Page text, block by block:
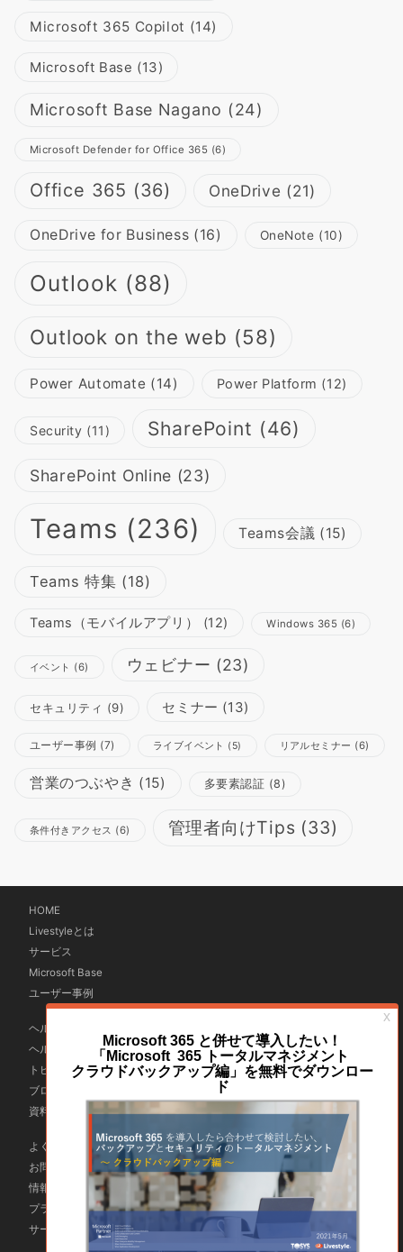
Microsoft 365 Copilot (14)
Microsoft Base (13)
Microsoft Base Nagano (24)
Microsoft Defender for Office 365 (6)
Office 365 (36) OneDrive (21)
OneDrive for Business (16) OneNote (10)
Outlook (88)
Outlook on the web (58)
Power Automate (14) Power Platform (12)
Security (11) SharePoint (46)
SharePoint Online (23)
Teams (236) Teams会議 (15)
Teams 特集 (18)
Teams（モバイルアプリ） (12) Windows 365 (6)
イベント (6) ウェビナー (23)
セキュリティ (9) セミナー (13)
ユーザー事例 (7) ライブイベント (5) リアルセミナー (6)
営業のつぶやき (15) 多要素認証 (8)
条件付きアクセス (6) 管理者向けTips (33)
HOME
Livestyleとは
サービス
Microsoft Base
ユーザー事例
ヘルプ＆ブログ
ヘルプ
トピックス
ブログ購読
資料ダウンロード
よくある質問
お問合せ
情報セキュリティ方針
プライバシーポリシー
サービス利用規約